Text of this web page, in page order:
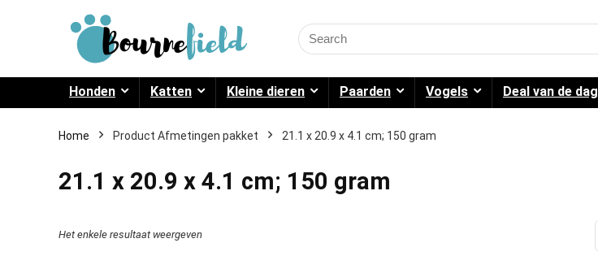
Search
for:
Honden Katten Kleine dieren Paarden Vogels Deal van de dag
Home Product Afmetingen pakket 21.1 x 20.9 x 4.1 cm; 150 gram
21.1 x 20.9 x 4.1 cm; 150 gram
Het enkele resultaat weergeven